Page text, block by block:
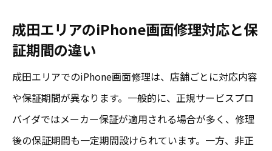
成田エリアのiPhone画面修理対応と保
証期間の違い
成田エリアでのiPhone画面修理は、店舗ごとに対応内容
や保証期間が異なります。一般的に、正規サービスプロ
バイダではメーカー保証が適用される場合が多く、修理
後の保証期間も一定期間設けられています。一方、非正